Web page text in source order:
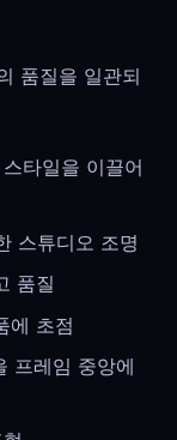
품질을 일관되
타일을 이끌어
스튜디오 조명
품질
에 초점
프레임 중앙에